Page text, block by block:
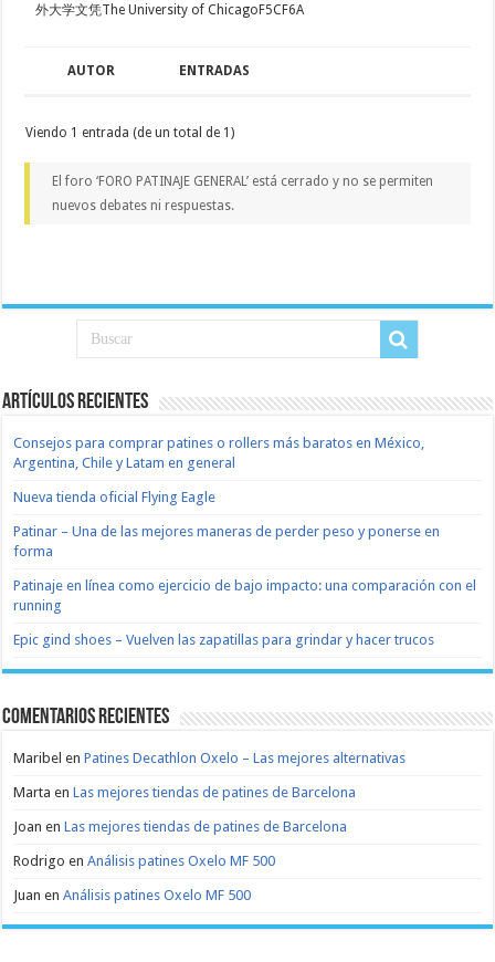
外大学文凭The University of ChicagoF5CF6A
AUTOR ENTRADAS
Viendo 1 entrada (de un total de 1)
El foro ‘FORO PATINAJE GENERAL’ está cerrado y no se permiten
nuevos debates ni respuestas.
Artículos recientes
Consejos para comprar patines o rollers más baratos en México,
Argentina, Chile y Latam en general
Nueva tienda oficial Flying Eagle
Patinar – Una de las mejores maneras de perder peso y ponerse en
forma
Patinaje en línea como ejercicio de bajo impacto: una comparación con el
running
Epic gind shoes – Vuelven las zapatillas para grindar y hacer trucos
Comentarios recientes
Maribel enPatines Decathlon Oxelo – Las mejores alternativas
Marta enLas mejores tiendas de patines de Barcelona
Joan enLas mejores tiendas de patines de Barcelona
Rodrigo enAnálisis patines Oxelo MF 500
Juan enAnálisis patines Oxelo MF 500